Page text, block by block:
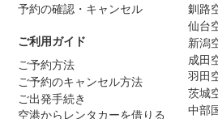
予約の確認・キャンセル
ご利用ガイド
ご予約方法
ご予約のキャンセル方法
ご出発手続き
空港からレンタカーを借りる
釧路
仙台
新潟
成田
羽田
茨城
中部